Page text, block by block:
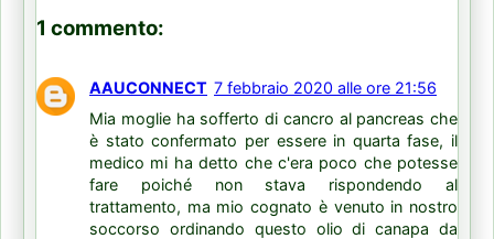
1 commento:
AAUCONNECT 7 febbraio 2020 alle ore 21:56
Mia moglie ha sofferto di cancro al pancreas che
è stato confermato per essere in quarta fase, il
medico mi ha detto che c'era poco che potesse
fare poiché non stava rispondendo al
trattamento, ma mio cognato è venuto in nostro
soccorso ordinando questo olio di canapa da